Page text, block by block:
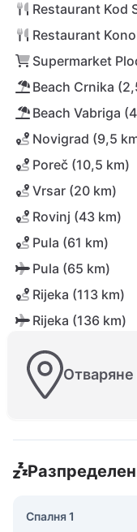
Restaurant Kod
Restaurant
Supermarket
Beach Crnika
Beach Vabriga
Novigrad (9,5
Poreč (10,5 km)
Vrsar (20 km)
Rovinj (43 km)
Pula (61 km)
Pula (65 km)
Rijeka (113 km)
Rijeka (136 km)
Отваряне
Спалня 1